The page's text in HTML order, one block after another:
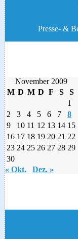
Presse- &
November 2009
M D M D F S
S
1
2
3 4 5 6 7
8
9
10 11 12 13 14 15
16 17 18 19 20 21 22
23 24 25 26 27 28 29
30
« Okt.
Dez. »